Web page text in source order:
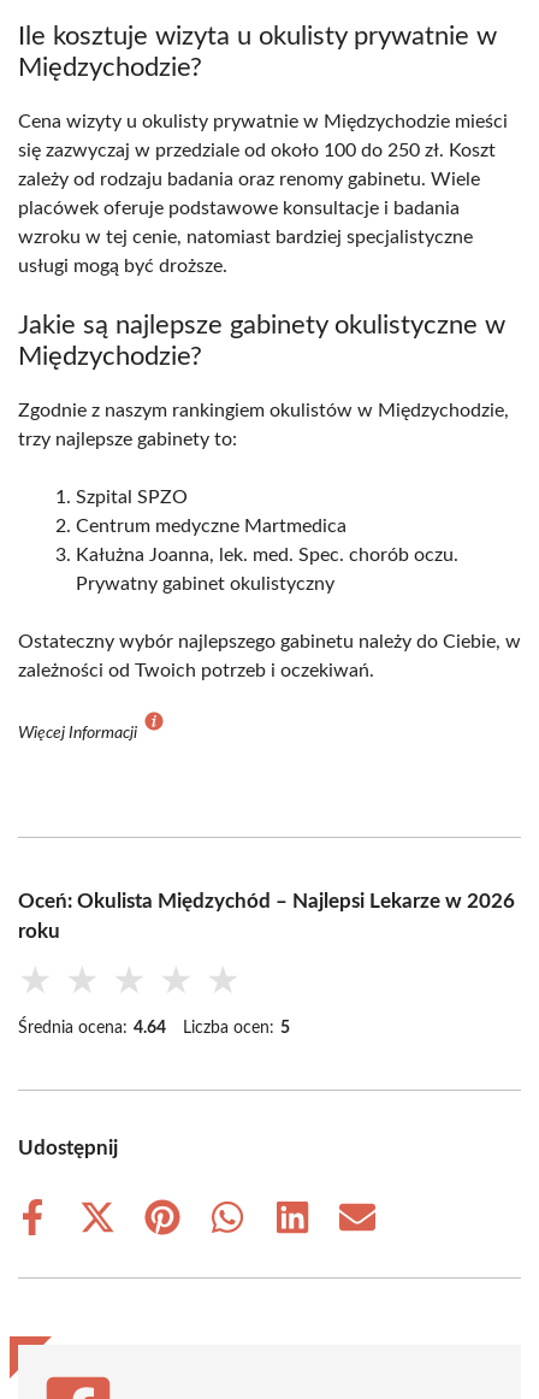
Ile kosztuje wizyta u okulisty prywatnie w
Międzychodzie?
Cena wizyty u okulisty prywatnie w Międzychodzie mieści
się zazwyczaj w przedziale od około 100 do 250 zł. Koszt
zależy od rodzaju badania oraz renomy gabinetu. Wiele
placówek oferuje podstawowe konsultacje i badania
wzroku w tej cenie, natomiast bardziej specjalistyczne
usługi mogą być droższe.
Jakie są najlepsze gabinety okulistyczne w
Międzychodzie?
Zgodnie z naszym rankingiem okulistów w Międzychodzie,
trzy najlepsze gabinety to:
Szpital SPZO
Centrum medyczne Martmedica
Kałużna Joanna, lek. med. Spec. chorób oczu.
Prywatny gabinet okulistyczny
Ostateczny wybór najlepszego gabinetu należy do Ciebie, w
zależności od Twoich potrzeb i oczekiwań.
Więcej Informacji
Oceń: Okulista Międzychód – Najlepsi Lekarze w 2026
roku
★ ★ ★ ★ ★
Średnia ocena: 4.64 Liczba ocen: 5
Udostępnij
Share
Share
(Twitter)
Share
Share
Share
Share